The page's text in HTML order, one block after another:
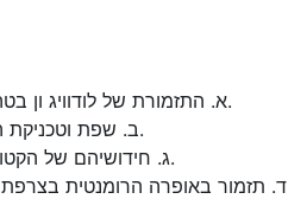
א. התזמורת של לודוויג ון בטהובן המאוחר ופרנץ שוברט.
ב. שפת וטכניקת התזמור של פליקס מנדלסון.
ג. חידושיהם של הקטור ברליוז ושל רוברט שומאן.
ד. תזמור באופרה הרומנטית בצרפת